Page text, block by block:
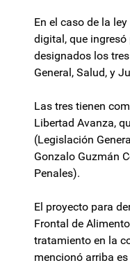
En el caso de la
digital, que ingresó
designados los
General, Salud, y
Las tres tienen
Libertad Avanza,
(Legislación
Gonzalo Guzmán
Penales).
El proyecto para
Frontal de
tratamiento en la
mencionó arriba